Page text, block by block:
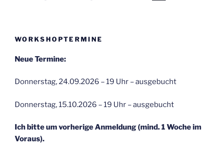
WORKSHOPTERMINE
Neue Termine:
Donnerstag, 24.09.2026 – 19 Uhr – ausgebucht
Donnerstag, 15.10.2026 – 19 Uhr – ausgebucht
Ich bitte um vorherige Anmeldung (mind. 1 Woche im
Voraus).